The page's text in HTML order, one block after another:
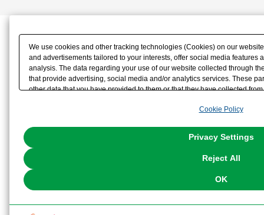
We use cookies and other tracking technologies (Cookies) on our
and advertisements tailored to your interests, offer social media features
analysis. The data regarding your use of our website collected through
that provide advertising, social media and/or analytics services. These
other data that you have provided to them or that they have collected
the use of all Cookies except for Strictly Necessary Cookies, please
You can change your consent or rejection settings at any time via
Cookie Policy
Privacy Settings
Reject All
OK